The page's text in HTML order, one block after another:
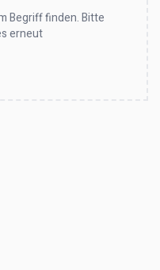
Begriff finden. Bitte
erneut